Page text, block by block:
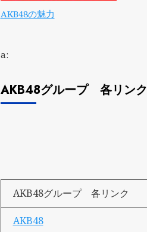
AKB48の魅力
a:
AKB48グループ 各リンク
AKB48グループ 各リンク
AKB48